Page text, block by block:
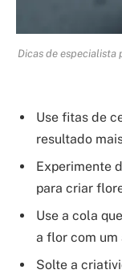
Dicas de especialista
Use fitas de
resultado
Experimente
para criar
Use a cola
a flor com um
Solte a